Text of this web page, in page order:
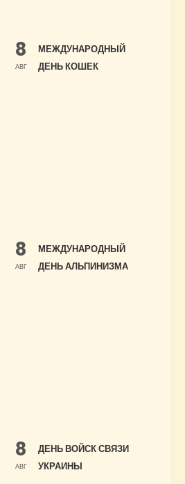
8
АВГ
МЕЖДУНАРОДНЫЙ
ДЕНЬ КОШЕК
8
АВГ
МЕЖДУНАРОДНЫЙ
ДЕНЬ АЛЬПИНИЗМА
8
АВГ
ДЕНЬ ВОЙСК СВЯЗИ
УКРАИНЫ